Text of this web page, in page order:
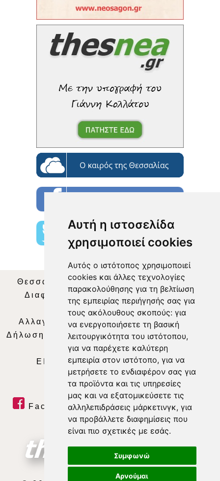
Αυτή η ιστοσελίδα
χρησιμοποιεί cookies
Αυτός ο ιστότοπος χρησιμοποιεί
cookies και άλλες τεχνολογίες
παρακολούθησης για τη βελτίωση
της εμπειρίας περιήγησής σας για
τους ακόλουθους σκοπούς: για
να ενεργοποιήσετε τη βασική
λειτουργικότητα του ιστότοπου,
για να παρέχετε καλύτερη
εμπειρία στον ιστότοπο, για να
μετρήσετε το ενδιαφέρον σας για
τα προϊόντα και τις υπηρεσίες
μας και να εξατομικεύσετε τις
αλληλεπιδράσεις μάρκετινγκ, για
να προβάλλετε διαφημίσεις που
είναι πιο σχετικές με εσάς.
Συμφωνώ
Αρνούμαι
Θεσσαλία Τηλεόραση|SNG Services
Διαφήμιση | Όροι Χρήσης |Δήλωση
Απορρήτου |
Περιεχόμενο
Αλλαγή Προτιμήσεων για τα Cookies
Δήλωση συμμόρφωσης με τη σύσταση (ΕΕ)
2018/334|Ταυτότητα
ΕΝΗΜΕΡΩΣΗ |WEB TV| LIVE
Facebook| Twitter | Youtube
RSS Feed